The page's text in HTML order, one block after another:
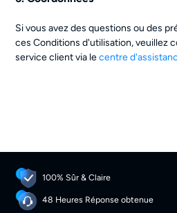
Si vous avez des questions ou des
ces Conditions d'utilisation, veuillez
service client via lecentre
100% Sûr & Claire
48 Heures Réponse obtenue